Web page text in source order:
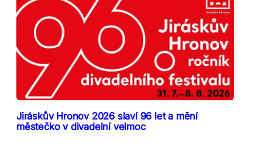
Jiráskův Hronov 2026 slaví 96 let a mění
městečko v divadelní velmoc